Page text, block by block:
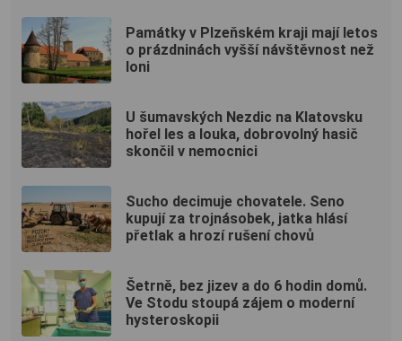
Památky v Plzeňském kraji mají letos
o prázdninách vyšší návštěvnost než
loni
U šumavských Nezdic na Klatovsku
hořel les a louka, dobrovolný hasič
skončil v nemocnici
Sucho decimuje chovatele. Seno
kupují za trojnásobek, jatka hlásí
přetlak a hrozí rušení chovů
Šetrně, bez jizev a do 6 hodin domů.
Ve Stodu stoupá zájem o moderní
hysteroskopii